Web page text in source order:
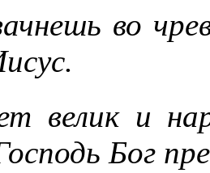
во
велик и
Бог